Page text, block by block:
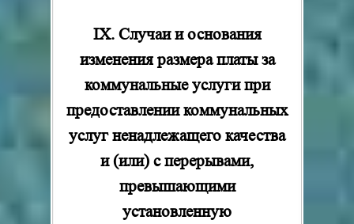
IX. Случаи и основания
изменения размера платы за
коммунальные услуги при
предоставлении коммунальных
услуг ненадлежащего качества
и (или) с перерывами,
превышающими
установленную